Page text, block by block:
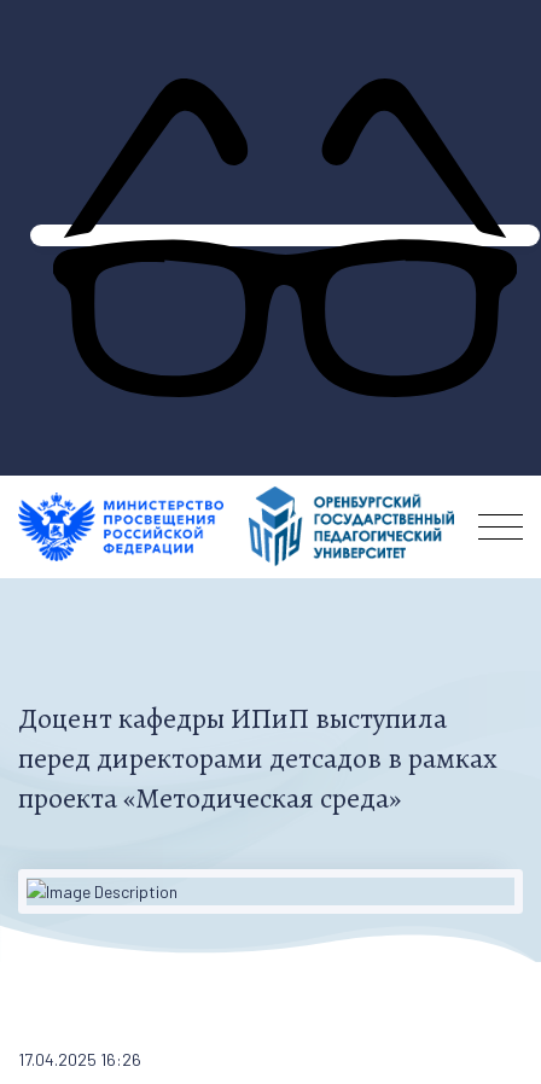
Доцент кафедры ИПиП выступила
перед директорами детсадов в рамках
проекта «Методическая среда»
17.04.2025 16:26